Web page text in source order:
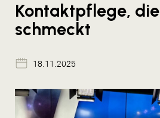
Kontaktpflege, die
schmeckt
18.11.2025